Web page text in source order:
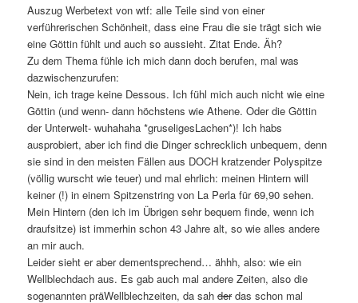
Auszug Werbetext von wtf: alle Teile sind von einer
verführerischen Schönheit, dass eine Frau die sie trägt sich wie
eine Göttin fühlt und auch so aussieht. Zitat Ende. Äh?
Zu dem Thema fühle ich mich dann doch berufen, mal was
dazwischenzurufen:
Nein, ich trage keine Dessous. Ich fühl mich auch nicht wie eine
Göttin (und wenn- dann höchstens wie Athene. Oder die Göttin
der Unterwelt- wuhahaha *gruseligesLachen*)! Ich habs
ausprobiert, aber ich find die Dinger schrecklich unbequem, denn
sie sind in den meisten Fällen aus DOCH kratzender Polyspitze
(völlig wurscht wie teuer) und mal ehrlich: meinen Hintern will
keiner (!) in einem Spitzenstring von La Perla für 69,90 sehen.
Mein Hintern (den ich im Übrigen sehr bequem finde, wenn ich
draufsitze) ist immerhin schon 43 Jahre alt, so wie alles andere
an mir auch.
Leider sieht er aber dementsprechend… ähhh, also: wie ein
Wellblechdach aus. Es gab auch mal andere Zeiten, also die
sogenannten präWellblechzeiten, da sahderdas schon mal